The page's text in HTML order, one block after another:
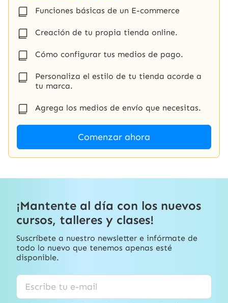
Funciones básicas de un E-commerce
Creación de tu propia tienda online.
Cómo configurar tus medios de pago.
Personaliza el estilo de tu tienda acorde a
tu marca.
Agrega los medios de envío que necesitas.
Comenzar ahora
¡Mantente al día con los nuevos
cursos, talleres y clases!
Suscríbete a nuestro newsletter e infórmate de
todo lo nuevo que tenemos apenas esté
disponible.